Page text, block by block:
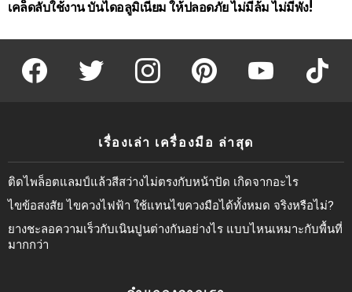
เคล็ดลับใช้งาน บันไดอลูมิเนียม ให้ปลอดภัย ไม่มีล้ม ไม่มีพัง!
facebook twitter instagram pinterest youtube tiktok
เรื่องเล่า เครื่องมือ ล่าสุด
ติดไพล็อตแลมป์แล้วสีสว่างไม่ตรงกับหน้าปัด เกิดจากอะไร
ไขข้อสงสัย ไขควงไฟฟ้า ใช้แทนไขควงมือได้ทั้งหมด จริงหรือไม่?
ยางชะลอความเร็วกับเนินปูนต่างกันอย่างไร แบบไหนเหมาะกับพื้นที่
มากกว่า